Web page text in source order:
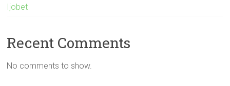
Ijobet
Recent Comments
No comments to show.